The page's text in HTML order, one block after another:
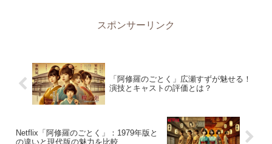
スポンサーリンク
「阿修羅のごとく」広瀬すずが魅せる！
演技とキャストの評価とは？
Netflix「阿修羅のごとく」：1979年版と
の違いと現代版の魅力を比較